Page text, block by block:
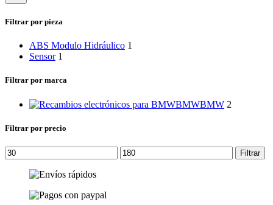
Filtrar por pieza
ABS Modulo Hidráulico 1
Sensor 1
Filtrar por marca
BMWBMW 2
Filtrar por precio
Precio
mínimo
Precio
máximo
Filtrar